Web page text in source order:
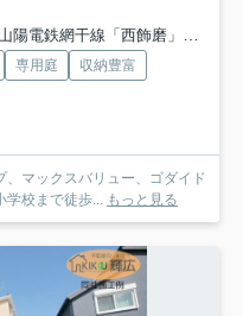
山陽電鉄網干線「西飾磨」駅 徒歩23分
専用庭
収納豊富
マックスバリュー、ゴダイド
学校まで徒歩... もっと見る